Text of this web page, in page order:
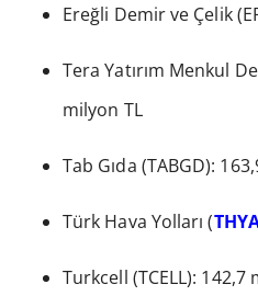
Ereğli Demir ve Çelik
Tera Yatırım Menkul
milyon TL
Tab Gıda (TABGD):
Türk Hava Yolları (
Turkcell (TCELL): 142,7